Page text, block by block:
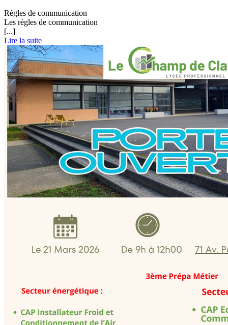
Règles de communication
Les règles de communication
[...]
Lire la suite